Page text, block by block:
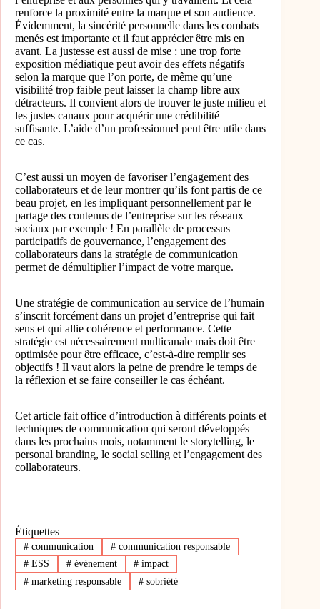
renforce la proximité entre la marque et son audience.
Évidemment, la sincérité personnelle dans les combats
menés est importante et il faut apprécier être mis en
avant. La justesse est aussi de mise : une trop forte
exposition médiatique peut avoir des effets négatifs
selon la marque que l’on porte, de même qu’une
visibilité trop faible peut laisser la champ libre aux
détracteurs. Il convient alors de trouver le juste milieu et
les justes canaux pour acquérir une crédibilité
suffisante. L’aide d’un professionnel peut être utile dans
ce cas.
C’est aussi un moyen de favoriser l’engagement des
collaborateurs et de leur montrer qu’ils font partis de ce
beau projet, en les impliquant personnellement par le
partage des contenus de l’entreprise sur les réseaux
sociaux par exemple ! En parallèle de processus
participatifs de gouvernance, l’engagement des
collaborateurs dans la stratégie de communication
permet de démultiplier l’impact de votre marque.
Une stratégie de communication au service de l’humain
s’inscrit forcément dans un projet d’entreprise qui fait
sens et qui allie cohérence et performance. Cette
stratégie est nécessairement multicanale mais doit être
optimisée pour être efficace, c’est-à-dire remplir ses
objectifs ! Il vaut alors la peine de prendre le temps de
la réflexion et se faire conseiller le cas échéant.
Cet article fait office d’introduction à différents points et
techniques de communication qui seront développés
dans les prochains mois, notamment le storytelling, le
personal branding, le social selling et l’engagement des
collaborateurs.
Étiquettes
#communication #communication responsable
#ESS #événement # impact
#marketing responsable #sobriété